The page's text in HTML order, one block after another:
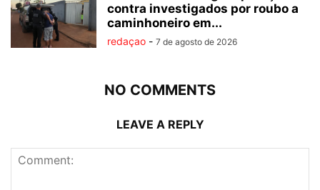
contra investigados por roubo a
caminhoneiro em...
redaçao - 7 de agosto de 2026
NO COMMENTS
LEAVE A REPLY